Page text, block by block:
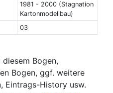
1981 - 2000 (Stagnation
Kartonmodellbau)
03
Bogen,
Bogen, ggf. weitere
Eintrags-History usw.